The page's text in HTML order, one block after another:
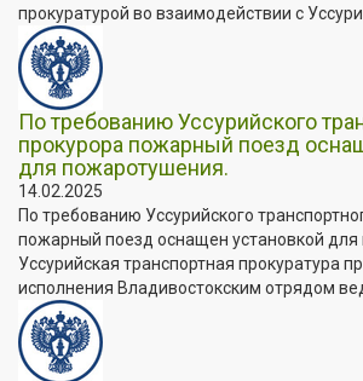
прокуратурой во взаимодействии с
По требованию Уссурийского
прокурора пожарный поезд
для пожаротушения.
14.02.2025
По требованию Уссурийского
пожарный поезд оснащен установкой для
Уссурийская транспортная прокуратура
исполнения Владивостокским отрядом